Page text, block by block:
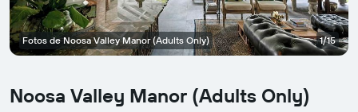
Noosa Valley Manor (Adults Only)
Fotos de Noosa Valley Manor (Adults Only) 1/15